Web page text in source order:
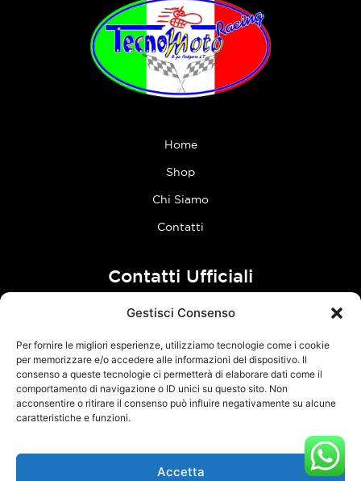
Gestisci Consenso
Per fornire le migliori esperienze, utilizziamo tecnologie come i cookie
per memorizzare e/o accedere alle informazioni del dispositivo. Il
consenso a queste tecnologie ci permetterà di elaborare dati come il
comportamento di navigazione o ID unici su questo sito. Non
acconsentire o ritirare il consenso può influire negativamente su alcune
caratteristiche e funzioni.
Accetta
Home
Shop
Chi Siamo
Contatti
Contatti Ufficiali
Follow Us
F
I
TCM Racing s.r.l.s. – Via Acque Alte, snc – 04100 Latina – P.Iva